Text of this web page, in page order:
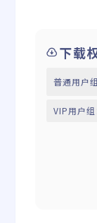
下载
普通用户组
VIP用户组